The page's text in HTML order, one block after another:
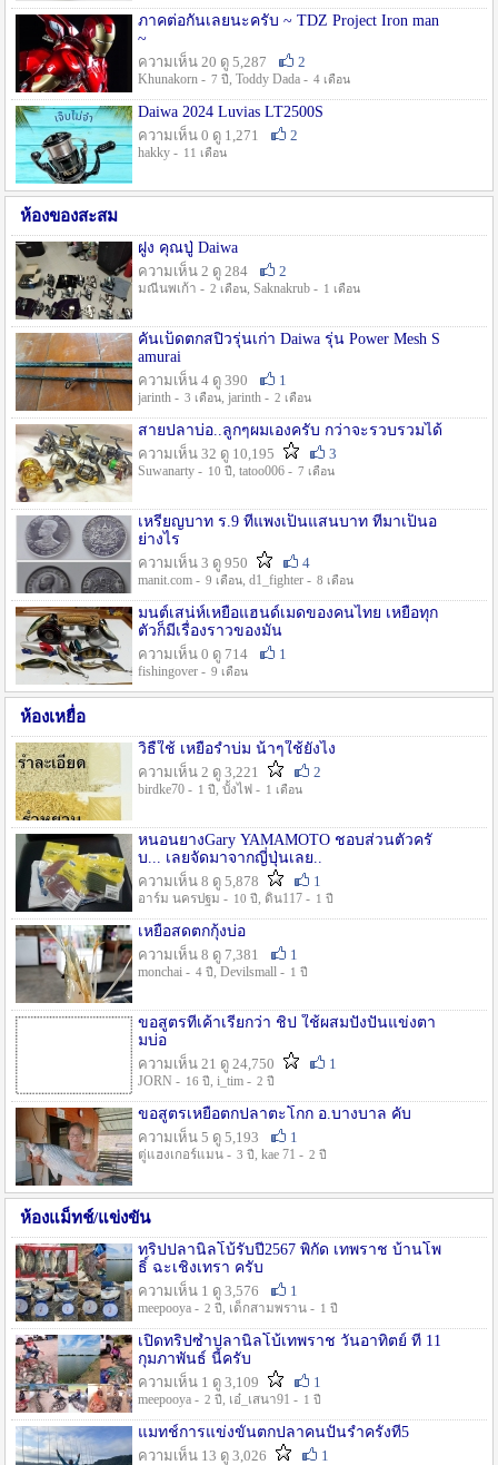
ภาคต่อกันเลยนะครับ ~ TDZ Project Iron man
~
ความเห็น 20 ดู 5,287
2
Khunakorn - 7 ปี , Toddy Dada - 4 เดือน
Daiwa 2024 Luvias LT2500S
ความเห็น 0 ดู 1,271
2
hakky - 11 เดือน
ห้องของสะสม
ฝูง คุณปู่ Daiwa
ความเห็น 2 ดู 284
2
มณีนพเก้า - 2 เดือน, Saknakrub - 1 เดือน
คันเบ็ดตกสปิ๋วรุ่นเก่า Daiwa รุ่น Power Mesh S
amurai
ความเห็น 4 ดู 390
1
jarinth - 3 เดือน, jarinth - 2 เดือน
สายปลาบ่อ..ลูกๆผมเองครับ กว่าจะรวบรวมได้
ความเห็น 32 ดู 10,195
3
Suwanarty - 10 ปี , tatoo006 - 7 เดือน
เหรียญบาท ร.9 ที่แพงเป็นแสนบาท ที่มาเป็นอ
ย่างไร
ความเห็น 3 ดู 950
4
manit.com - 9 เดือน, d1_fighter - 8 เดือน
มนต์เสน่ห์เหยื่อแฮนด์เมดของคนไทย เหยื่อทุก
ตัวก็มีเรื่องราวของมัน
ความเห็น 0 ดู 714
1
fishingover - 9 เดือน
ห้องเหยื่อ
วิธืใช้ เหยื่อรำบ่ม น้าๆใช้ยังไง
ความเห็น 2 ดู 3,221
2
birdke70 - 1 ปี , บั้งไฟ - 1 เดือน
หนอนยางGary YAMAMOTO ชอบส่วนตัวครั
บ... เลยจัดมาจากญี่ปุ่นเลย..
ความเห็น 8 ดู 5,878
1
อาร์ม นครปฐม - 10 ปี , ดิน117 - 1 ปี
เหยื่อสดตกกุ้งบ่อ
ความเห็น 8 ดู 7,381
1
monchai - 4 ปี , Devilsmall - 1 ปี
ขอสูตรที่เค้าเรียกว่า ชิป ใช้ผสมปังปั่นแข่งตา
มบ่อ
ความเห็น 21 ดู 24,750
1
JORN - 16 ปี , i_tim - 2 ปี
ขอสูตรเหยื่อตกปลาตะโกก อ.บางบาล คับ
ความเห็น 5 ดู 5,193
1
ตู่แฮงเกอร์แมน - 3 ปี , kae 71 - 2 ปี
ห้องแม็ทช์/แข่งขัน
ทริปปลานิลโบ้รับปี2567 พิกัด เทพราช บ้านโพ
ธิ์ ฉะเชิงเทรา ครับ
ความเห็น 1 ดู 3,576
1
meepooya - 2 ปี , เด็กสามพราน - 1 ปี
เปิดทริปซ้ำปลานิลโบ้เทพราช วันอาทิตย์ ที่ 11
กุมภาพันธ์ นี้ครับ
ความเห็น 1 ดู 3,109
1
meepooya - 2 ปี , เอ๋_เสนา91 - 1 ปี
แมทช์การแข่งขั้นตกปลาคนปั้นรำครั้งที่5
ความเห็น 13 ดู 3,026
1